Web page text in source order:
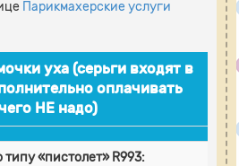
Парикмахерские услуги
уха (серьги входят в
оплачивать
НЕ надо)
«пистолет» R993: